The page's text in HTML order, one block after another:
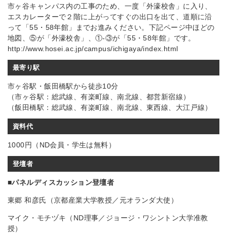
市ヶ谷キャンパス内の工事のため、一度「外濠校舎」に入り、
エスカレーターで２階に上がってすぐの出口を出て、道順に沿
って「55・58年館」までお進みください。下記ページ中ほどの
地図、⑤が「外濠校舎」、①-③が「55・58年館」です。
http://www.hosei.ac.jp/campus/ichigaya/index.html
最寄り駅
市ヶ谷駅・飯田橋駅から徒歩10分
（市ヶ谷駅：総武線、有楽町線、南北線、都営新宿線）
（飯田橋駅：総武線、有楽町線、南北線、東西線、大江戸線）
資料代
1000円（ND会員・学生は無料）
登壇者
■パネルディスカッション登壇者
東郷 和彦氏（京都産業大学教授／元オランダ大使）
マイク・モチヅキ（ND理事／ジョージ・ワシントン大学准教
授）